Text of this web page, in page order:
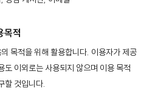
목적
목적을 위해 활용합니다. 이용자가 제공
도 이외로는 사용되지 않으며 이용 목적
할 것입니다.